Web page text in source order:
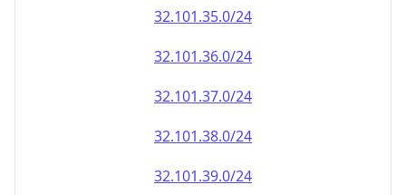
32.101.35.0/24
32.101.36.0/24
32.101.37.0/24
32.101.38.0/24
32.101.39.0/24